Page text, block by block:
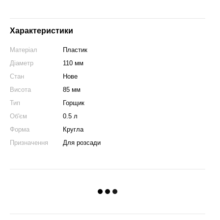
Характеристики
Матеріал
Пластик
Діаметр
110 мм
Стан
Нове
Висота
85 мм
Тип
Горщик
Об'єм
0.5 л
Форма
Кругла
Призначення
Для розсади